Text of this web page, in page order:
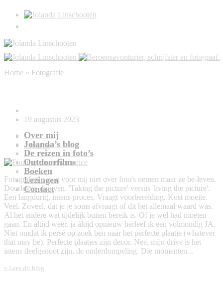
Over mij
Jolanda’s blog
De reizen in foto’s
Outdoorfilms
Boeken
Lezingen
Contact
Fotografie
Home » Fotografie
19 augustus 2023
1 reactie
Fotograferen gaat voor mij niet over foto's nemen maar ze be-leven.
Doorleven. Inleven. 'Taking the picture' versus 'living the picture'.
Een langdurig, intens proces. Vraagt voorbereiding. Kost moeite.
Veel. Zoveel, dat je je soms afvraagt of dit het allemaal waard was.
Al het andere wat tijdelijk buiten bereik is. Of je wel had moeten
gaan. En altijd weer, ja áltijd opnieuw herleef ik een volmondig JA.
Niet omdat ik persé op zoek ben naar het perfecte plaatje (whatever
that may be). Perfecte plaatjes zijn decor. Nee, mijn drive is het
intens deelgenoot zijn, de onderdompeling. Die momenten...
» Lees dit blog